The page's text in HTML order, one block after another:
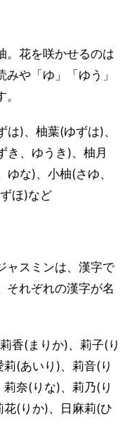
。花を咲かせるのは
や「ゆ」「ゆう」
)、柚葉(ゆずは)、
き、ゆうき)、柚月
な)、小柚(さゆ、
ほ)など
ャスミンは、漢字で
それぞれの漢字が名
香(まりか)、莉子(り
(あいり)、莉音(り
奈(りな)、莉乃(り
(りか)、日麻莉(ひ